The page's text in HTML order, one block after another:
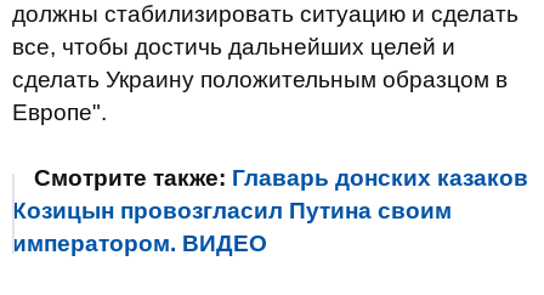
должны стабилизировать ситуацию и сделать
все, чтобы достичь дальнейших целей и
сделать Украину положительным образцом в
Европе".
Смотрите также: Главарь донских казаков
Козицын провозгласил Путина своим
императором. ВИДЕО